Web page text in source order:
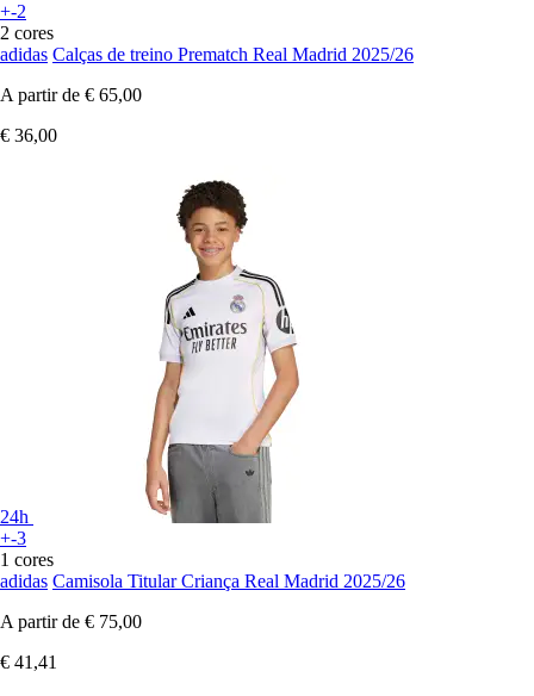
+-2
2 cores
adidas Calças de treino Prematch Real Madrid 2025/26
A partir de € 65,00
€ 36,00
24h
+-3
1 cores
adidas Camisola Titular Criança Real Madrid 2025/26
A partir de € 75,00
€ 41,41